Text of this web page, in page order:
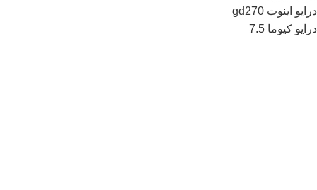
درایو اینوت gd270
درایو کیوما 7.5